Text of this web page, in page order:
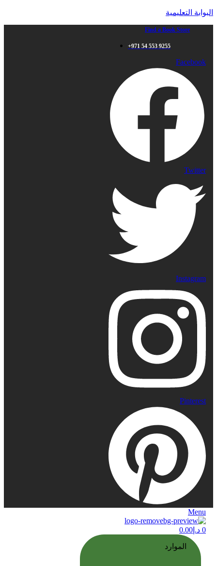
البوابة التعليمية
Find a Book Store
+971 54 553 9255
Facebook
Twitter
Instagram
Pinterest
Menu
0 د.إ 0.00
الموارد